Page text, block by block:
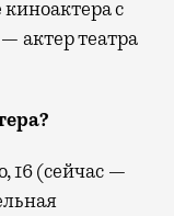
с
актер театра
16 (сейчас —